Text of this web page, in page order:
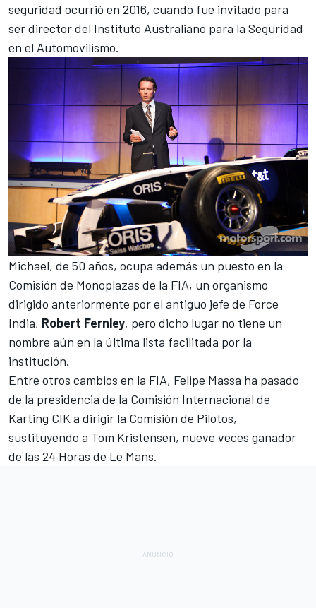
seguridad ocurrió en 2016, cuando fue invitado para
ser director del Instituto Australiano para la Seguridad
en el Automovilismo.
Michael, de 50 años, ocupa además un puesto en la
Comisión de Monoplazas de la FIA, un organismo
dirigido anteriormente por el antiguo jefe de Force
India, Robert Fernley, pero dicho lugar no tiene un
nombre aún en la última lista facilitada por la
institución.
Entre otros cambios en la FIA, Felipe Massa ha pasado
de la presidencia de la Comisión Internacional de
Karting CIK a dirigir la Comisión de Pilotos,
sustituyendo a Tom Kristensen, nueve veces ganador
de las 24 Horas de Le Mans.